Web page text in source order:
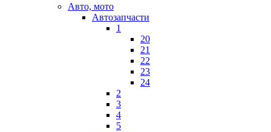
Авто, мото
Автозапчасти
1
20
21
22
23
24
2
3
4
5